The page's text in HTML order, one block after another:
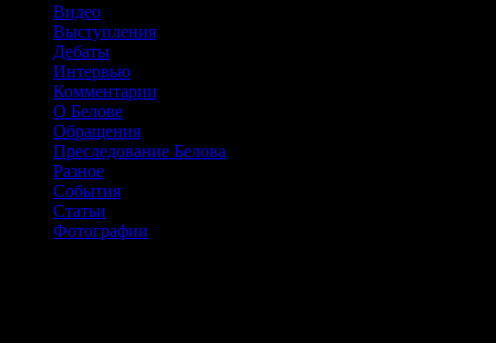
Видео
Выступления
Дебаты
Интервью
Комментарии
О Белове
Обращения
Преследование Белова
Разное
События
Статьи
Фотографии